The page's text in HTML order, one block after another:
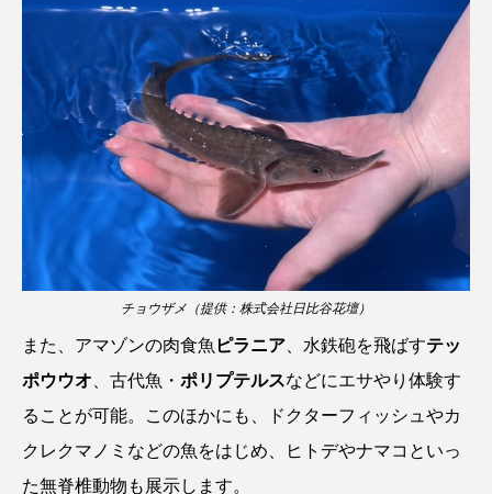
クロツラヘラサギ クロマグロ グッピー
グラミー グルクン ケブカガニ ケラ
ケープペンギン ゲンゴロウ コイ
コウテイペンギン コオイムシ
コガタペンギン コガネスズメダイ
コクレン コチ
コトクラゲ コノシロ コバンザメ
コブシメ コブダイ コメツキガニ
コモレビクラゲ コモンイトギンポ
チョウザメ（提供：株式会社日比谷花壇）
また、アマゾンの肉食魚 ピラニア 、水鉄砲を飛ばすテッ
ポウウオ 、古代魚・ ポリプテルスなどにエサやり体験す
ることが可能。このほかにも、ドクターフィッシュやカ
クレクマノミなどの魚をはじめ、ヒトデやナマコといっ
た無脊椎動物も展示します。